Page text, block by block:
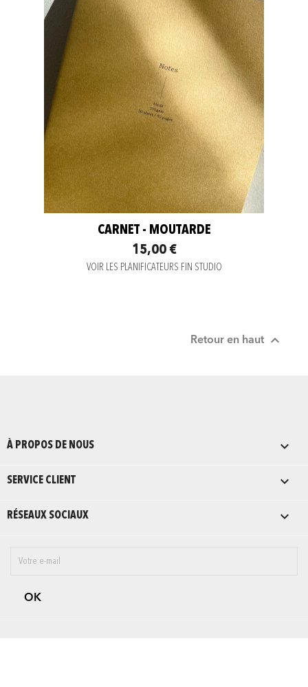
CARNET - MOUTARDE
15,00 €
VOIR LES PLANIFICATEURS FIN STUDIO
Retour en haut 
À PROPOS DE NOUS 
SERVICE CLIENT 
RÉSEAUX SOCIAUX 